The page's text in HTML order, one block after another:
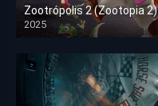
Zootrópolis 2 (Zootopia 2)
2025
HD 1080p